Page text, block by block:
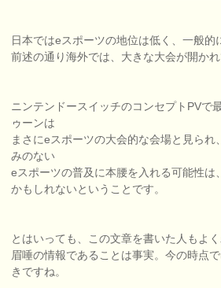
日本ではeスポーツの地位は低く、一般的
前述の通り海外では、大きな大会が開かれ
ニンテンドースイッチのコンセプトPVで
ゥーンは
まさにeスポーツの大会的な会場と見られ
みのない
eスポーツの普及に本腰を入れる可能性は
かもしれないということです。
とはいっても、この文章を書いた人もよ
眉唾の情報であることは事実。今の時点
きですね。